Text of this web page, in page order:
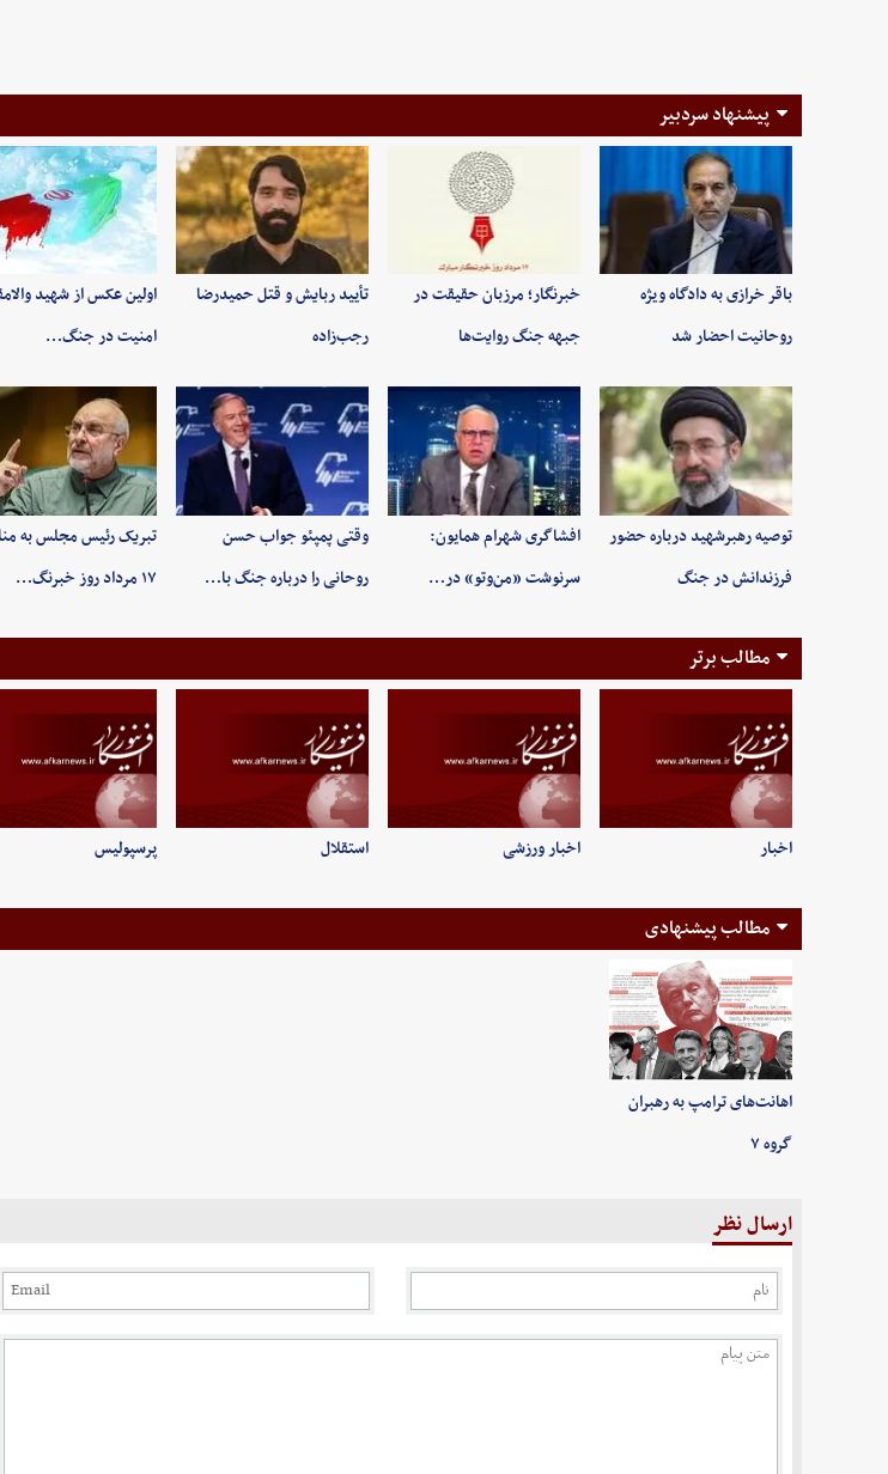
پیشنهاد سردبیر
باقر خرازی به دادگاه ویژه
روحانیت احضار شد
خبرنگار؛ مرزبان حقیقت در
جبهه جنگ روایت‌ها
تأیید ربایش و قتل حمیدرضا
رجب‌زاده
اولین عکس از شهید
امنیت در جنگ…
توصیه رهبرشهید درباره حضور
فرزندانش در جنگ
افشاگری شهرام همایون:
سرنوشت «من‌وتو» در…
وقتی پمپئو جواب حسن
روحانی را درباره جنگ با…
تبریک رئیس مجلس به
۱۷ مرداد روز خبرنگ…
مطالب برتر
اخبار اخبار ورزشی استقلال پرسپولیس
مطالب پیشنهادی
اهانت‌های ترامپ به رهبران
گروه ۷
ارسال نظر